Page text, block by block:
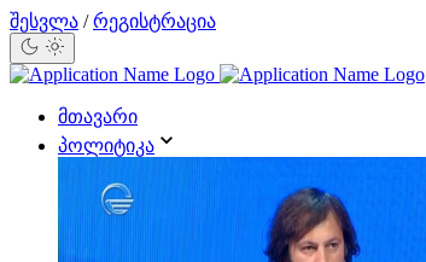
შესვლა / რეგისტრაცია
მთავარი
პოლიტიკა